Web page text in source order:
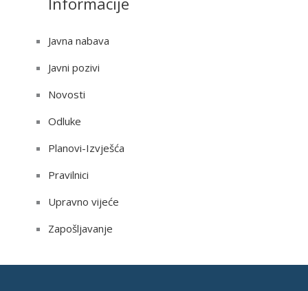
Javna nabava
Javni pozivi
Novosti
Odluke
Planovi-Izvješća
Pravilnici
Upravno vijeće
Zapošljavanje